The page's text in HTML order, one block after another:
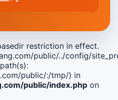
restriction in effect.
public/../config/
public/:/tmp/) in
public/index.php on